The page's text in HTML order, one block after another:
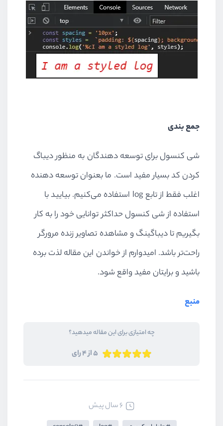
جمع بندی
شی کنسول برای توسعه دهندگان به منظور دیباگ
کردن کد بسیار مفید است. ما بعنوان توسعه دهنده
اغلب فقط از تابع log استفاده می‌کنیم. بیایید با
استفاده از شی کنسول حداکثر توانایی خود را به کار
بگیریم تا دیباگینگ و مشاهده تصاویر زنده مرورگر
راحت‌تر باشد. امیدوارم از خواندن این مقاله لذت برده
باشید و برایتان مفید واقع شود.
منبع
چه امتیازی برای این مقاله میدهید؟
5 از 4 رای
6 سال پیش